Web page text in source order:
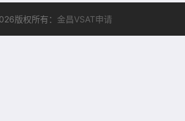
版权所有： 金昌VSAT申请